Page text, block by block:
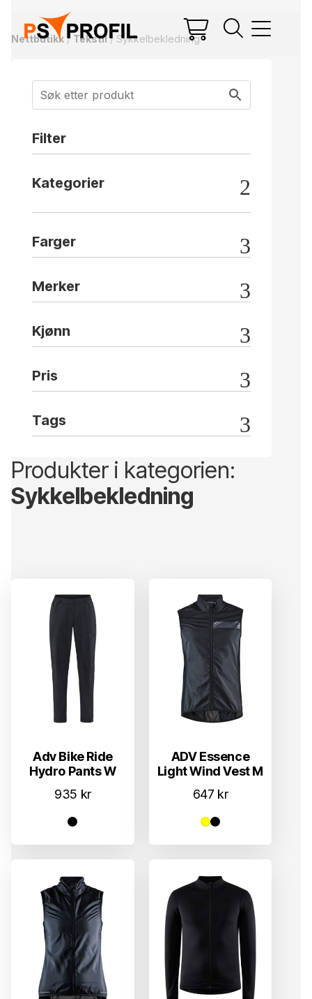
Nettbutikk / Tekstil/ Sykkelbekledning
Filter
Kategorier
Farger
Merker
Kjønn
Pris
Tags
Produkter i kategorien:
Sykkelbekledning
Adv Bike Ride
Hydro Pants W
935 kr
ADV Essence
Light Wind Vest M
647 kr